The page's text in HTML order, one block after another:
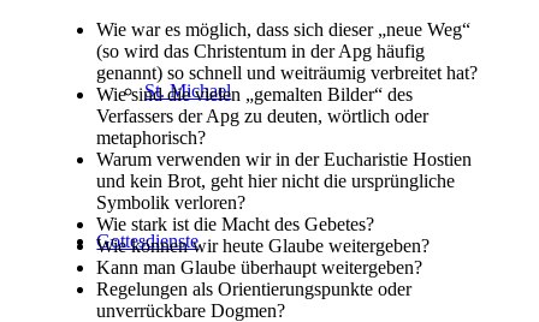
St. Michael
Gottesdienste
Wie war es möglich, dass sich dieser „neue Weg“
(so wird das Christentum in der Apg häufig
genannt) so schnell und weiträumig verbreitet hat?
Wie sind die vielen „gemalten Bilder“ des
Verfassers der Apg zu deuten, wörtlich oder
metaphorisch?
Warum verwenden wir in der Eucharistie Hostien
und kein Brot, geht hier nicht die ursprüngliche
Symbolik verloren?
Wie stark ist die Macht des Gebetes?
Wie können wir heute Glaube weitergeben?
Kann man Glaube überhaupt weitergeben?
Regelungen als Orientierungspunkte oder
unverrückbare Dogmen?